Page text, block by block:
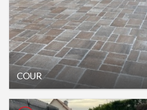
COUR